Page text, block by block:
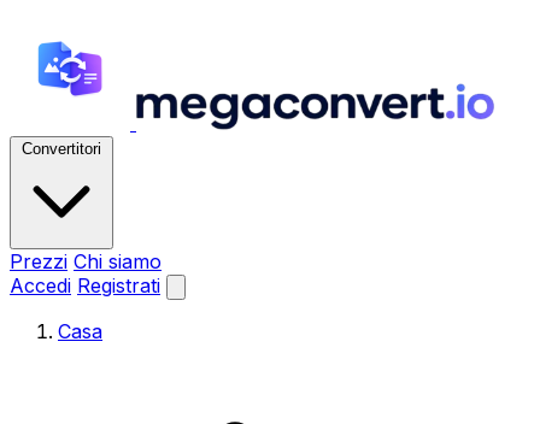
Convertitori
Prezzi Chi siamo
Accedi Registrati
Casa